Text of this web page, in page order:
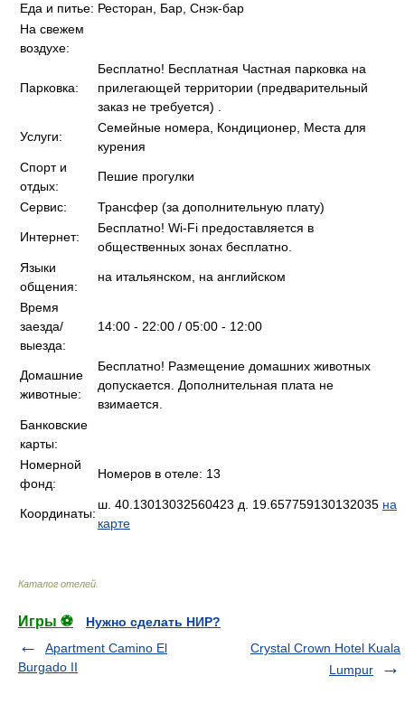
Еда и питье: Ресторан, Бар, Снэк-бар
На свежем
воздухе:
Парковка:
Бесплатно! Бесплатная Частная парковка на
прилегающей территории (предварительный
заказ не требуется) .
Услуги:
Семейные номера, Кондиционер, Места для
курения
Спорт и
отдых:
Пешие прогулки
Сервис: Трансфер (за дополнительную плату)
Интернет:
Бесплатно! Wi-Fi предоставляется в
общественных зонах бесплатно.
Языки
общения:
на итальянском, на английском
Время
заезда/
выезда:
14:00 - 22:00 / 05:00 - 12:00
Домашние
животные:
Бесплатно! Размещение домашних животных
допускается. Дополнительная плата не
взимается.
Банковские
карты:
Номерной
фонд:
Номеров в отеле: 13
Координаты:
ш. 40.13013032560423 д. 19.657759130132035 на
карте
Каталог отелей
Игры ⚽
Нужно сделать НИР?
Apartment Camino El
Burgado II
Crystal Crown Hotel Kuala
Lumpur